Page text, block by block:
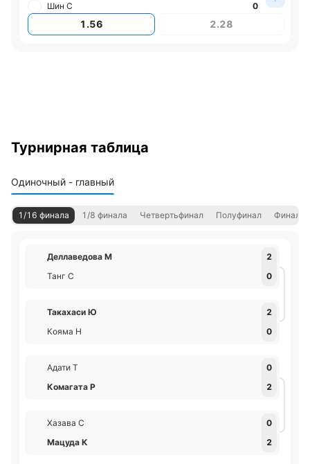
Екатерина Шишканова
Шин С
0
1.56 2.28
Турнирная таблица
Одиночный - главный
1/16 финала 1/8 финала Четвертьфинал Полуфинал Финал
Деллаведова М
2
Танг С
0
Такахаси Ю
2
Кояма H
0
Адати Т
0
Комагата Р
2
Хазава С
0
Мацуда К
2